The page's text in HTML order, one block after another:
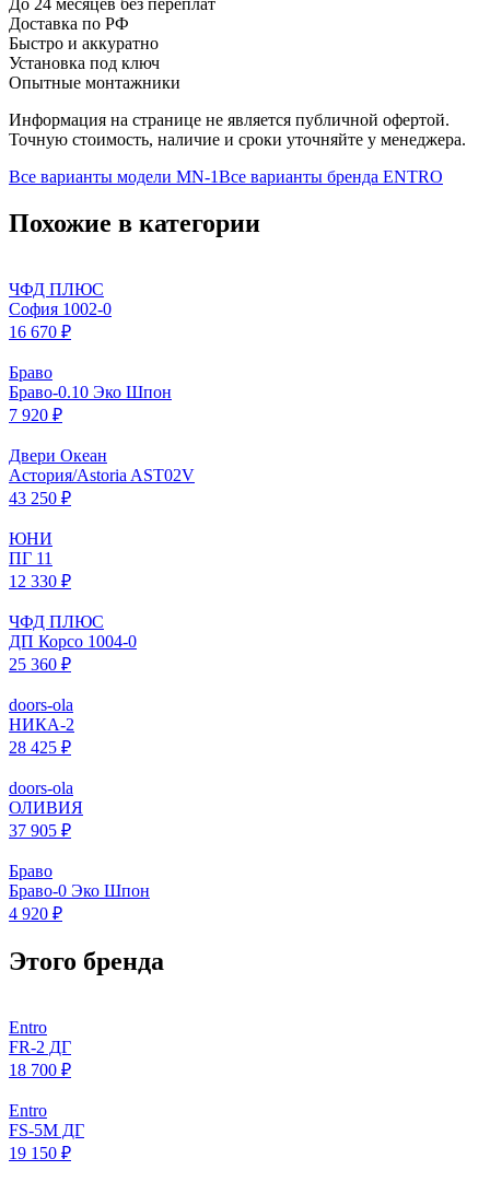
До 24 месяцев без переплат
Доставка по РФ
Быстро и аккуратно
Установка под ключ
Опытные монтажники
Информация на странице не является публичной офертой.
Точную стоимость, наличие и сроки уточняйте у менеджера.
Все варианты модели MN-1Все варианты бренда ENTRO
Похожие в категории
ЧФД ПЛЮС
София 1002-0
16 670 ₽
Браво
Браво-0.10 Эко Шпон
7 920 ₽
Двери Океан
Астория/Astoria AST02V
43 250 ₽
ЮНИ
ПГ 11
12 330 ₽
ЧФД ПЛЮС
ДП Корсо 1004-0
25 360 ₽
doors-ola
НИКА-2
28 425 ₽
doors-ola
ОЛИВИЯ
37 905 ₽
Браво
Браво-0 Эко Шпон
4 920 ₽
Этого бренда
Entro
FR-2 ДГ
18 700 ₽
Entro
FS-5M ДГ
19 150 ₽